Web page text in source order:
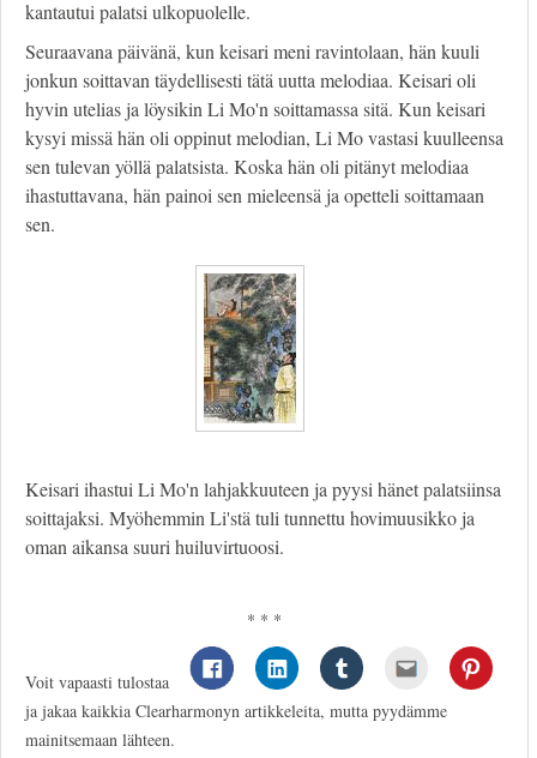
kantautui palatsi ulkopuolelle.
Seuraavana päivänä, kun keisari meni ravintolaan, hän kuuli
jonkun soittavan täydellisesti tätä uutta melodiaa. Keisari oli
hyvin utelias ja löysikin Li Mo'n soittamassa sitä. Kun keisari
kysyi missä hän oli oppinut melodian, Li Mo vastasi kuulleensa
sen tulevan yöllä palatsista. Koska hän oli pitänyt melodiaa
ihastuttavana, hän painoi sen mieleensä ja opetteli soittamaan
sen.
Keisari ihastui Li Mo'n lahjakkuuteen ja pyysi hänet palatsiinsa
soittajaksi. Myöhemmin Li'stä tuli tunnettu hovimuusikko ja
oman aikansa suuri huiluvirtuoosi.
* * *
Voit vapaasti tulostaa
ja jakaa kaikkia Clearharmonyn artikkeleita, mutta pyydämme
mainitsemaan lähteen.